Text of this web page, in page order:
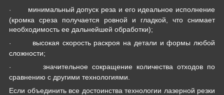
·
минимальный допуск реза и его идеальное исполнение
(кромка среза получается ровной и гладкой, что снимает
необходимость ее дальнейшей обработки);
·
высокая скорость раскроя на детали и формы любой
сложности;
·
значительное сокращение количества отходов по
сравнению с другими технологиями.
Если объединить все достоинства технологии лазерной резки